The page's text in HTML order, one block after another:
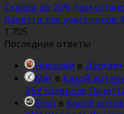
Скидка до 20% при
Лачетти для
1 705
Последние ответы
Николай в
Mar в Какой
ЭБУ Шевроле
Егор в Какой